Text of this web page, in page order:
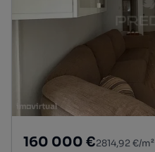
160 000 €2814,92 €/m²